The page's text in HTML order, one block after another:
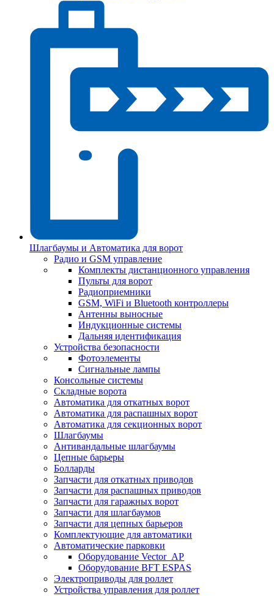
Шлагбаумы и Автоматика для ворот
Радио и GSM управление
Комплекты дистанционного управления
Пульты для ворот
Радиоприемники
GSM, WiFi и Bluetooth контроллеры
Антенны выносные
Индукционные системы
Дальняя идентификация
Устройства безопасности
Фотоэлементы
Сигнальные лампы
Консольные системы
Складные ворота
Автоматика для откатных ворот
Автоматика для распашных ворот
Автоматика для секционных ворот
Шлагбаумы
Антивандальные шлагбаумы
Цепные барьеры
Болларды
Запчасти для откатных приводов
Запчасти для распашных приводов
Запчасти для гаражных ворот
Запчасти для шлагбаумов
Запчасти для цепных барьеров
Комплектующие для автоматики
Автоматические парковки
Оборудование Vector_AP
Оборудование BFT ESPAS
Электроприводы для роллет
Устройства управления для роллет